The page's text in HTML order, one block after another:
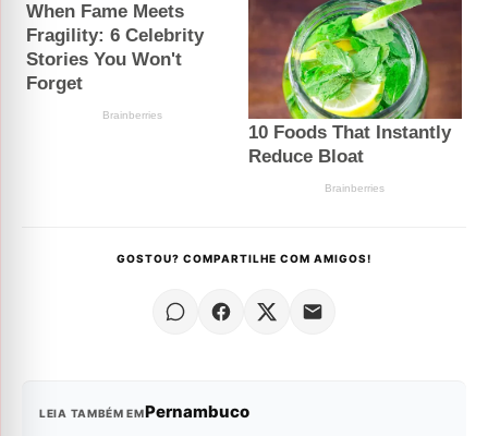
GOSTOU? COMPARTILHE COM AMIGOS!
LEIA TAMBÉM EMPernambuco